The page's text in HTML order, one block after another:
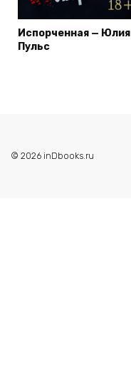
Испорченная — Юлия
Пульс
© 2026 inDbooks.ru